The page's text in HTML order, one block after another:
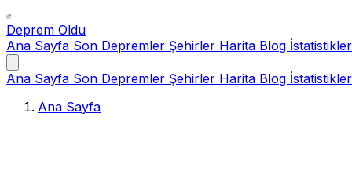
Deprem Oldu
Ana Sayfa Son Depremler Şehirler Harita Blog İstatistikler
Ana Sayfa Son Depremler Şehirler Harita Blog İstatistikler
Ana Sayfa